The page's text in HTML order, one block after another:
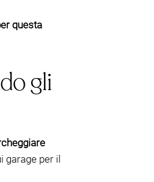
questa
gli
per il